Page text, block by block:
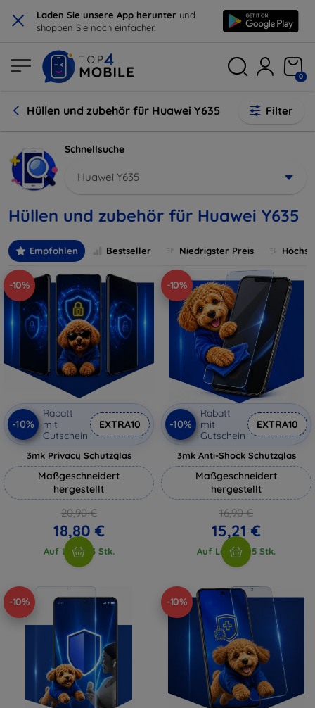
× Laden Sie unsere App herunter und
shoppen Sie noch einfacher.
0
Hüllen und zubehör für Huawei Y635 Filter
Schnellsuche
Huawei Y635
Hüllen und zubehör für Huawei Y635
Empfohlen Bestseller Niedrigster Preis
-10%
-10%
Rabatt
mit
Gutschein
EXTRA10
3mk Privacy Schutzglas
Maßgeschneidert
hergestellt
20,90 €
18,80 €
Auf Lager 3 Stk.
-10%
-10%
Rabatt
mit
Gutschein
EXTRA10
3mk Anti-Shock Schutzglas
Maßgeschneidert
hergestellt
16,90 €
15,21 €
Auf Lager > 5 Stk.
-10% -10%